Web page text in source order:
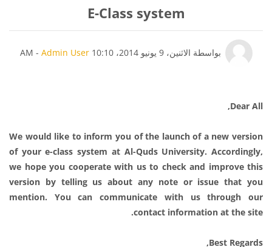
E-Class system
Dear All,
We would like to inform you of the launch of a new version
of your e-classsystem at Al-Quds University.Accordingly,
we hope you cooperate with us to check and improve this
version by telling us about any note or issue that you
mention. You can communicate with us through
our
contact information at the site.
Best Regards,
بواسطة الاثنين، 9 يونيو 2014، 10:10 AM - Admin User عدد الردود: 0